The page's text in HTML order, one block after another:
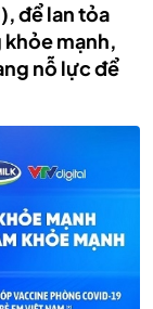
để lan tỏa
mạnh,
nỗ lực để